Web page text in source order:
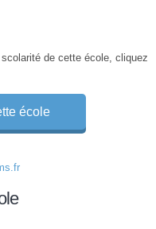
de cette école, cliquez
école